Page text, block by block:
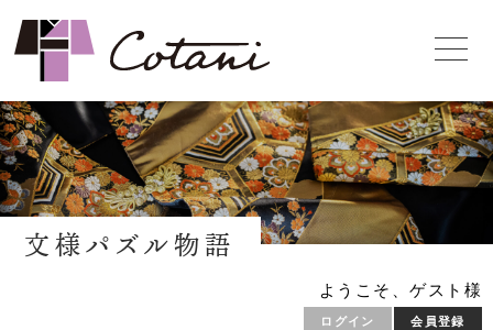
文様パズル物語
ようこそ、ゲスト様
ログイン 会員登録